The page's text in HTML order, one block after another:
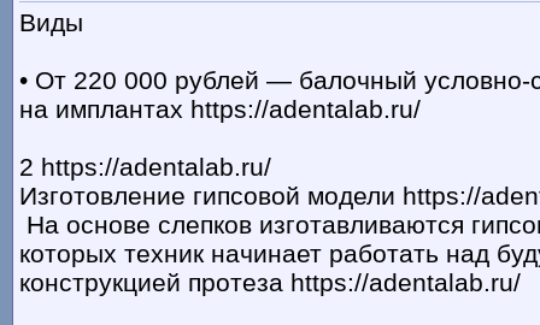
Виды
• От 220 000 рублей — балочный условно-
на имплантах https://adentalab.ru/
2 https://adentalab.ru/
Изготовление гипсовой модели https://
На основе слепков изготавливаются
которых техник начинает работать над
конструкцией протеза https://adentalab.ru/